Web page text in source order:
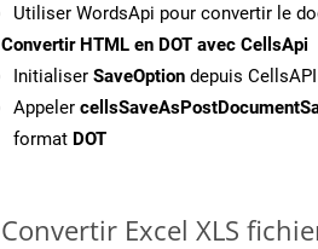
Utiliser WordsApi pour convertir le
Convertir HTML en DOT avec CellsApi
Initialiser SaveOption depuis
Appeler
format DOT
Convertir Excel XLS